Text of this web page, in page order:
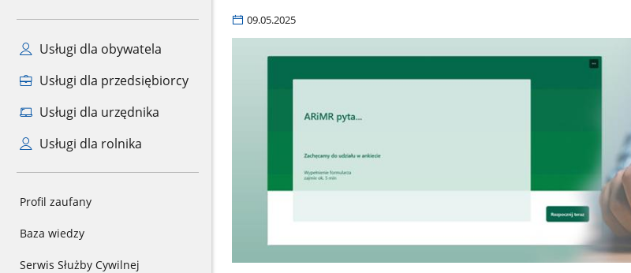
Usługi dla obywatela
Usługi dla przedsiębiorcy
Usługi dla urzędnika
Usługi dla rolnika
Profil zaufany
Baza wiedzy
Serwis Służby Cywilnej
09.05.2025